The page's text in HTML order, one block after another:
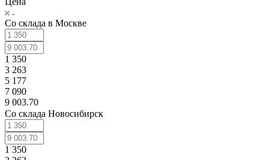
Со склада в Москве
1 350
3 263
5 177
7 090
9 003.70
Со склада Новосибирск
1 350